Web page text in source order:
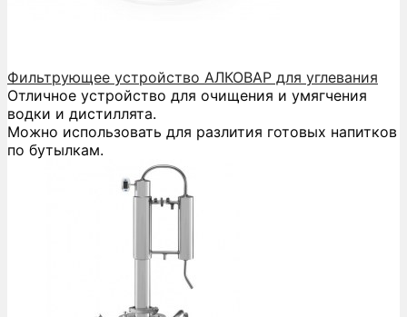
Фильтрующее устройство АЛКОВАР для углевания
Отличное устройство для очищения и умягчения
водки и дистиллята.
Можно использовать для разлития готовых напитков
по бутылкам.